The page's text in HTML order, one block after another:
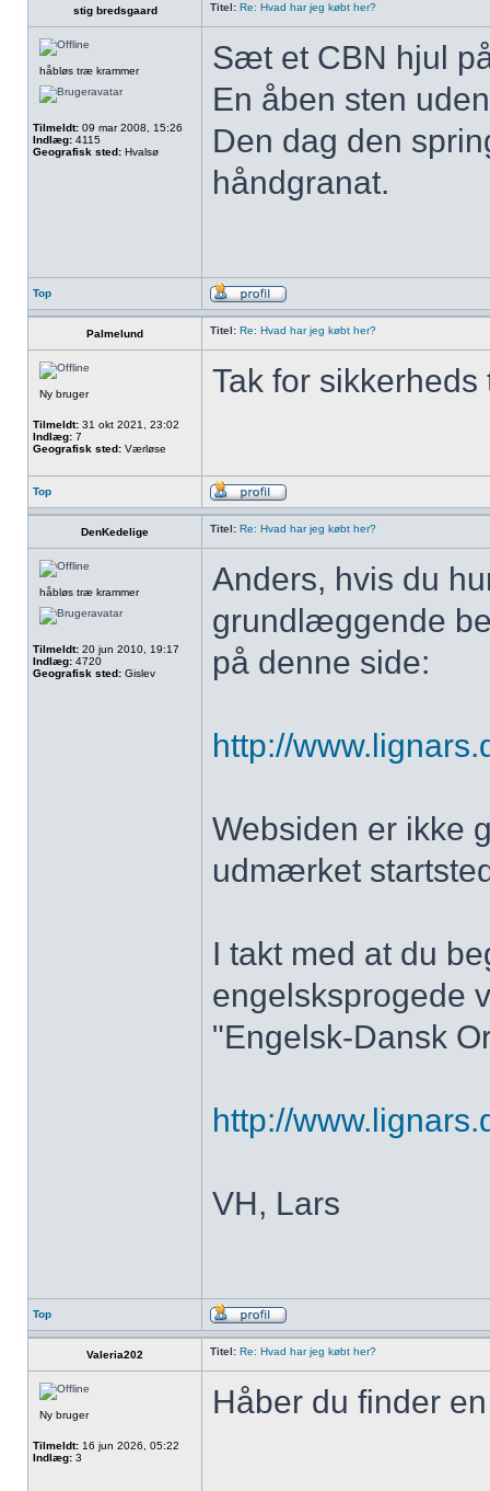
stig bredsgaard Titel: Re: Hvad har jeg købt her?
håbløs træ krammer
Tilmeldt: 09 mar 2008, 15:26
Indlæg: 4115
Geografisk sted: Hvalsø
Sæt et CBN hjul
En åben sten
Den dag den
håndgranat.
Top
Palmelund Titel: Re: Hvad har jeg købt her?
Ny bruger
Tilmeldt: 31 okt 2021, 23:02
Indlæg: 7
Geografisk sted: Værløse
Tak for
Top
DenKedelige Titel: Re: Hvad har jeg købt her?
håbløs træ krammer
Tilmeldt: 20 jun 2010, 19:17
Indlæg: 4720
Geografisk sted: Gislev
Anders, hvis du
grundlæggende
på denne side:
http://
Websiden er ikke
udmærket
I takt med at du
engelsksprogede
"Engelsk-Dansk
http://
VH, Lars
Top
Valeria202 Titel: Re: Hvad har jeg købt her?
Ny bruger
Tilmeldt: 16 jun 2026, 05:22
Indlæg: 3
Håber du finder